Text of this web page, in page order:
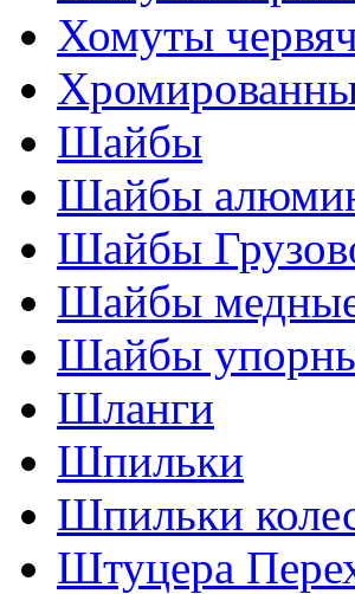
Хомуты
Шайбы
Шайбы
Шайбы
Шайбы
Шайбы
Шланги
Шпильки
Шпильки
Штуцера